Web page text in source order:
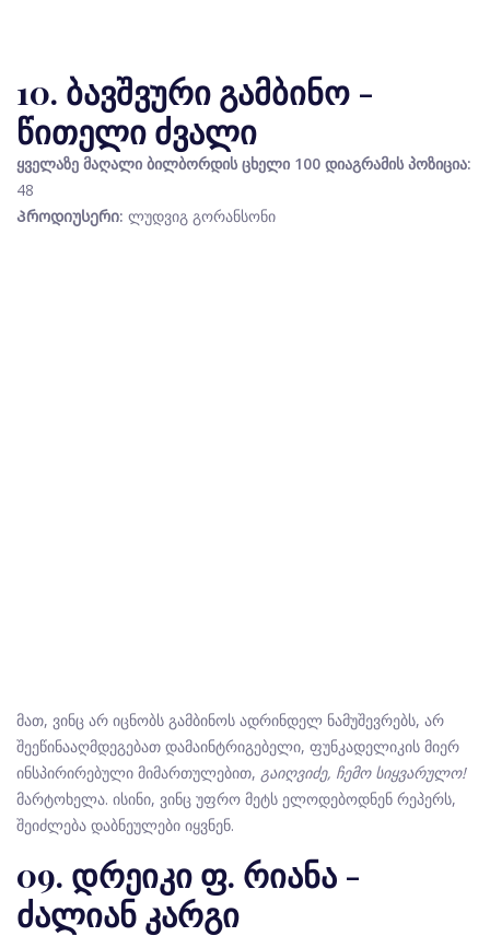
10. ბავშვური გამბინო -
წითელი ძვალი
ყველაზე მაღალი ბილბორდის ცხელი 100 დიაგრამის პოზიცია:
48
Პროდიუსერი: ლუდვიგ გორანსონი
მათ, ვინც არ იცნობს გამბინოს ადრინდელ ნამუშევრებს, არ
შეეწინააღმდეგებათ დამაინტრიგებელი, ფუნკადელიკის მიერ
ინსპირირებული მიმართულებით, გაიღვიძე, ჩემო სიყვარულო!
მარტოხელა. ისინი, ვინც უფრო მეტს ელოდებოდნენ რეპერს,
შეიძლება დაბნეულები იყვნენ.
09. დრეიკი ფ. რიანა -
ძალიან კარგი